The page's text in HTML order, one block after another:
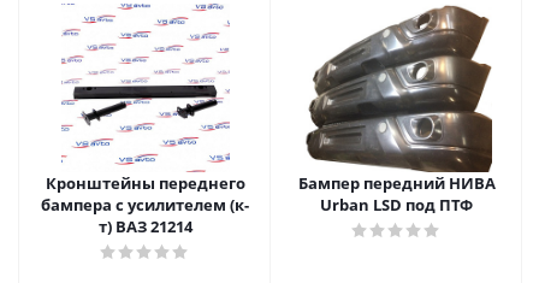
Кронштейны переднего
бампера с усилителем (к-
т) ВАЗ 21214
Бампер передний НИВА
Urban LSD под ПТФ